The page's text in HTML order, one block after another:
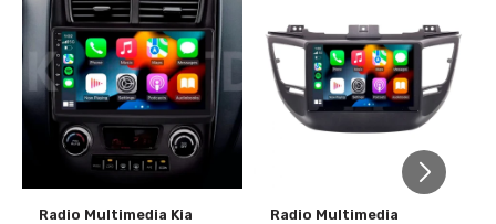
Radio Multimedia Kia
Radio Multimedia